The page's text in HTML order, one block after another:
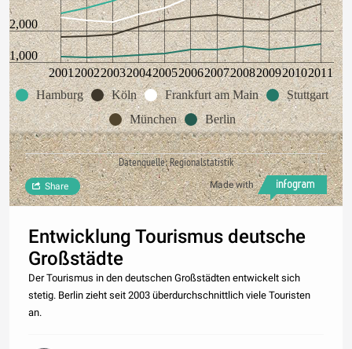
1,000
2,000
20012002200320042005200620072008200920102011
Hamburg
Köln Frankfurt am Main
Stuttgart
München
Berlin
Datenquelle: Regionalstatistik
Made with
Share
Entwicklung Tourismus deutsche
Großstädte
Der Tourismus in den deutschen Großstädten entwickelt sich
stetig. Berlin zieht seit 2003 überdurchschnittlich viele Touristen
an.